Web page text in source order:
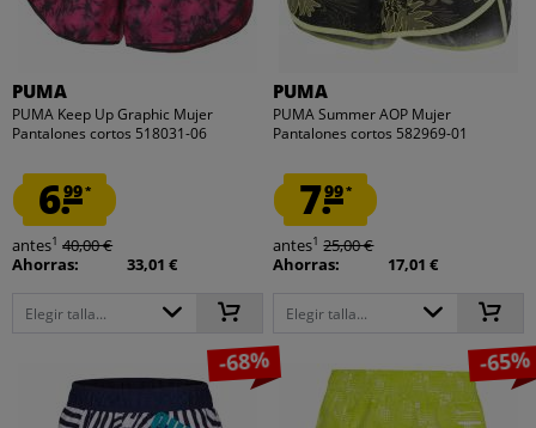
PUMA
PUMA Keep Up Graphic Mujer
Pantalones cortos 518031-06
6.99*
antes1 40,00 €
Ahorras:
33,01 €
Elegir talla...
PUMA
PUMA Summer AOP Mujer
Pantalones cortos 582969-01
7.99*
antes1 25,00 €
Ahorras:
17,01 €
Elegir talla...
-68% -65%